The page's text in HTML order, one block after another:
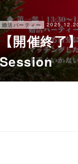
婚活パーティー
【開催終了
Session